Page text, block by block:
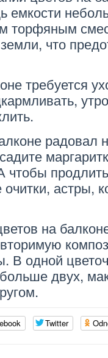
емкости
торфяным
что
требуется
радовал
очитки, астры,
на
В одной
двух,
Twitter